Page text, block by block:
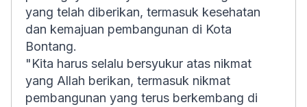
yang telah diberikan, termasuk kesehatan
dan kemajuan pembangunan di Kota
Bontang.
"Kita harus selalu bersyukur atas nikmat
yang Allah berikan, termasuk nikmat
pembangunan yang terus berkembang di